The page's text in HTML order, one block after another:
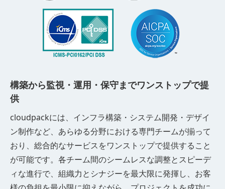
構築から監視・運用・保守までワンストップで提
供
cloudpackには、インフラ構築・システム開発・デザイ
ン制作など、あらゆる分野における専門チームが揃って
おり、総合的なサービスをワンストップで提供すること
が可能です。各チーム間のシームレスな調整とスピーデ
ィな進行で、組織力とシナジーを最大限に発揮し、お客